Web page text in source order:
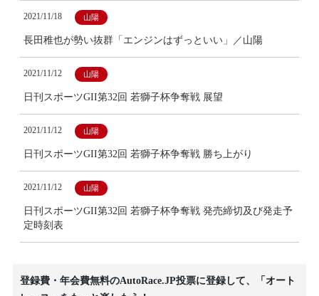
2021/11/18 山陽
長田稚也が勢い抜群「エンジンはずっといい」／山陽
2021/11/12 山陽
日刊スポーツGII第32回 若獅子杯争奪戦 展望
2021/11/12 山陽
日刊スポーツGII第32回 若獅子杯争奪戦 勝ち上がり
2021/11/12 山陽
日刊スポーツGII第32回 若獅子杯争奪戦 発売締切及び発走予
定時刻表
登録費・年会費無料のAutoRace.JP投票に登録して、「オート